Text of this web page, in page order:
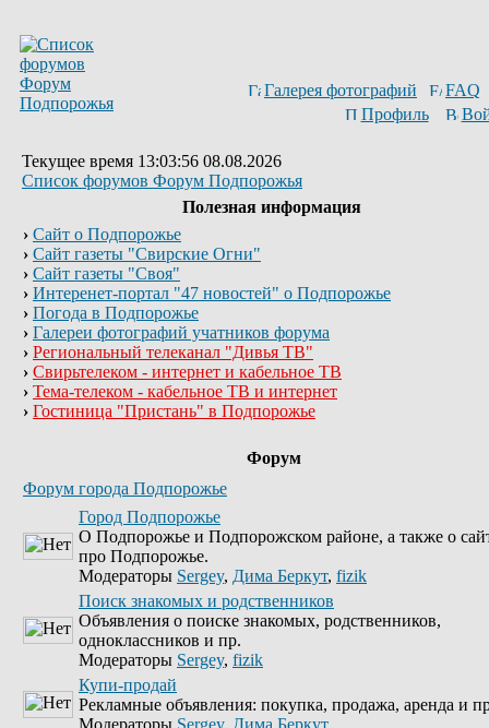
Галерея фотографий
FAQ
Профиль
Текущее время 13:03:56 08.08.2026
Список форумов Форум Подпорожья
Полезная информация
› Сайт о Подпорожье
› Сайт газеты "Свирские Огни"
› Сайт газеты "Своя"
› Интеренет-портал "47 новостей" о Подпорожье
› Погода в Подпорожье
› Галереи фотографий учатников форума
› Региональный телеканал "Дивья ТВ"
› Свирьтелеком - интернет и кабельное ТВ
› Тема-телеком - кабельное ТВ и интернет
› Гостиница "Пристань" в Подпорожье
Форум
Форум города Подпорожье
Город Подпорожье
О Подпорожье и Подпорожском районе, а также о
про Подпорожье.
Модераторы Sergey, Дима Беркут, fizik
Поиск знакомых и родственников
Объявления о поиске знакомых, родственников,
одноклассников и пр.
Модераторы Sergey, fizik
Купи-продай
Рекламные объявления: покупка, продажа, аренда и
Модераторы Sergey, Дима Беркут